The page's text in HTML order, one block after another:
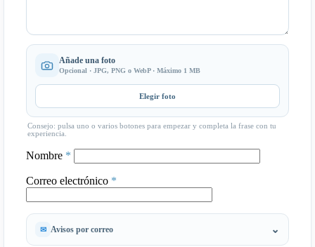
Añade una foto
Opcional · JPG, PNG o WebP · Máximo 1 MB
Elegir foto
Consejo: pulsa uno o varios botones para empezar y completa la frase con tu
experiencia.
Nombre *
Correo electrónico *
Avisos por correo